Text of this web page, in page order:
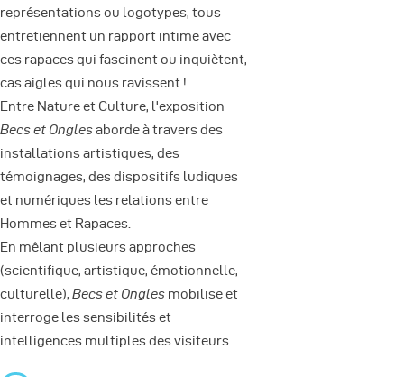
représentations ou logotypes, tous
entretiennent un rapport intime avec
ces rapaces qui fascinent ou inquiètent,
cas aigles qui nous ravissent !
Entre Nature et Culture, l'exposition
Becs et Onglesaborde à travers des
installations artistiques, des
témoignages, des dispositifs ludiques
et numériques les relations entre
Hommes et Rapaces.
En mêlant plusieurs approches
(scientifique, artistique, émotionnelle,
culturelle), Becs et Ongles mobilise et
interroge les sensibilités et
intelligences multiples des visiteurs.